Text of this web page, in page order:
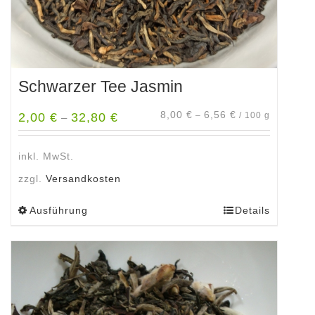
werden
Schwarzer Tee Jasmin
2,00 € – 32,80 € 8,00 € – 6,56 € / 100 g
inkl. MwSt.
zzgl. Versandkosten
Ausführung
weist
mehrere
Varianten
auf.
Details